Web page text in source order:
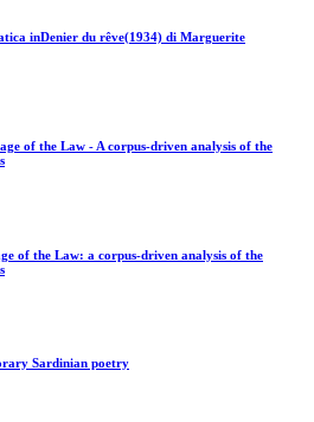
inDenier du rêve(1934) di Marguerite
of the Law - A corpus-driven analysis of the
of the Law: a corpus-driven analysis of the
Sardinian poetry